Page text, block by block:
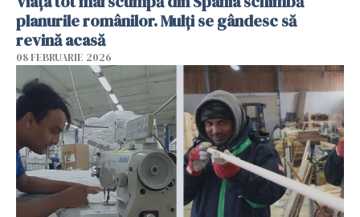
planurile românilor. Mulți se gândesc să
revină acasă
08 FEBRUARIE 2026